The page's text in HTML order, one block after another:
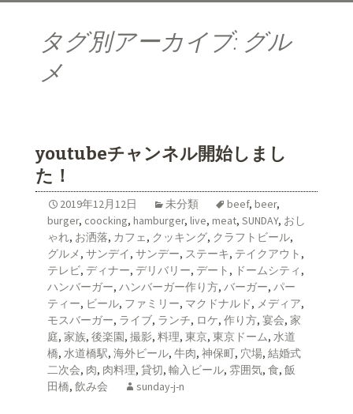
タグ別アーカイブ: グル
メ
youtubeチャンネル開始しまし
た！
2019年12月12日 未分類 beef, beer,
burger, coocking, hamburger, live, meat, SUNDAY, おし
ゃれ, お洒落, カフェ, クッキング, クラフトビール,
グルメ , サンデイ, サンデー, ステーキ, テイクアウト ,
テレビ, ディナー, デリバリー, デート , ドームシティ ,
ハンバーガー, ハンバーガー作り方, バーガー, パー
ティー, ビール, ファミリー, マクドナルド, メディア,
モスバーガー, ライブ, ランチ, ロケ, 作り方, 宴会, 家
庭, 家族, 後楽園, 撮影, 料理, 東京, 東京ドーム, 水道
橋, 水道橋駅, 海外ビール, 牛肉, 神保町, 穴場, 結婚式
二次会, 肉, 肉料理, 貸切, 輸入ビール, 雰囲気, 食, 飯
田橋, 飲み会 sunday-j-n